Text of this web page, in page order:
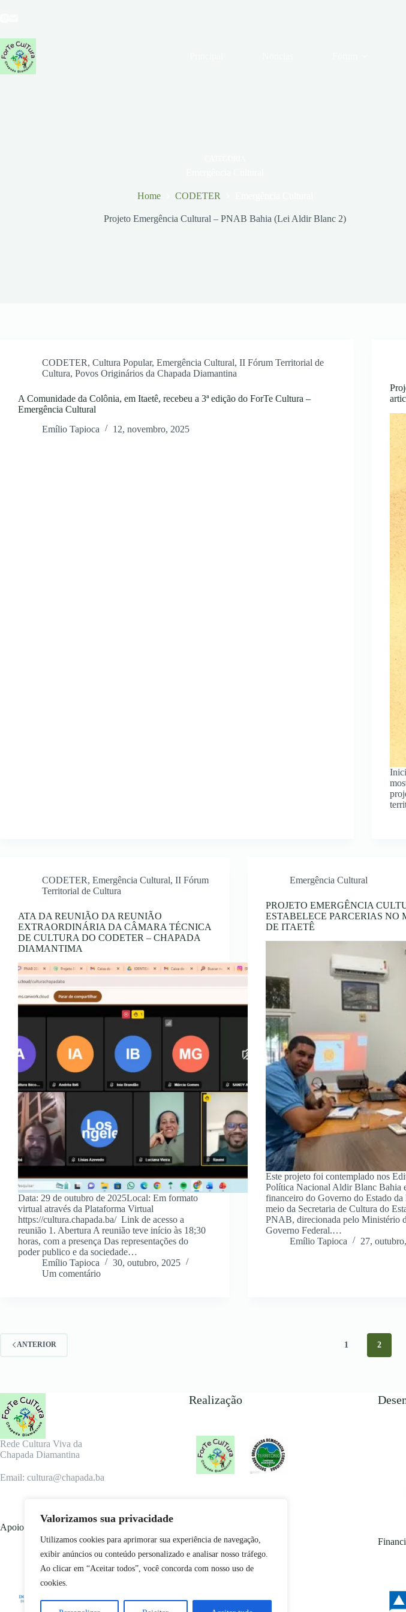
Valorizamos sua privacidade
Utilizamos cookies para aprimorar sua experiência de navegação,
exibir anúncios ou conteúdo personalizado e analisar nosso tráfego.
Ao clicar em “Aceitar todos”, você concorda com nosso uso de
cookies.
conteúdo
Home CODETER
Projeto Emergência Cultural – PNAB Bahia (Lei Aldir Blanc 2)
CODETER, Cultura Popular, Emergência Cultural, II Fórum Territorial de
Cultura, Povos Originários da Chapada Diamantina
A Comunidade da Colônia, em Itaetê, recebeu a 3ª edição do ForTe Cultura –
Emergência Cultural
Emílio Tapioca
12, novembro, 2025
CODETER, Emergência Cultural, II Fórum
Territorial de Cultura
ATA DA REUNIÃO DA REUNIÃO
EXTRAORDINÁRIA DA CÂMARA TÉCNICA
DE CULTURA DO CODETER – CHAPADA
DIAMANTIMA
Data: 29 de outubro de 2025Local: Em formato
virtual através da Plataforma Virtual
https://cultura.chapada.ba/ Link de acesso a
reunião 1. Abertura A reunião teve início às 18;30
horas, com a presença Das representações do
poder publico e da sociedade…
Emílio Tapioca
30, outubro, 2025
Um comentário
Emergência Cultural
PROJETO EMERGÊNCIA
ESTABELECE PARCERIAS NO
DE ITAETÊ
Este projeto foi contemplado nos
Política Nacional Aldir Blanc Bahia
financeiro do Governo do Estado da
meio da Secretaria de Cultura do
PNAB, direcionada pelo Ministério
Governo Federal.…
Emílio Tapioca
27,
ANTERIOR 1 2
Rede Cultura Viva da
Chapada Diamantina
Email: cultura@chapada.ba
Realização
Apoio